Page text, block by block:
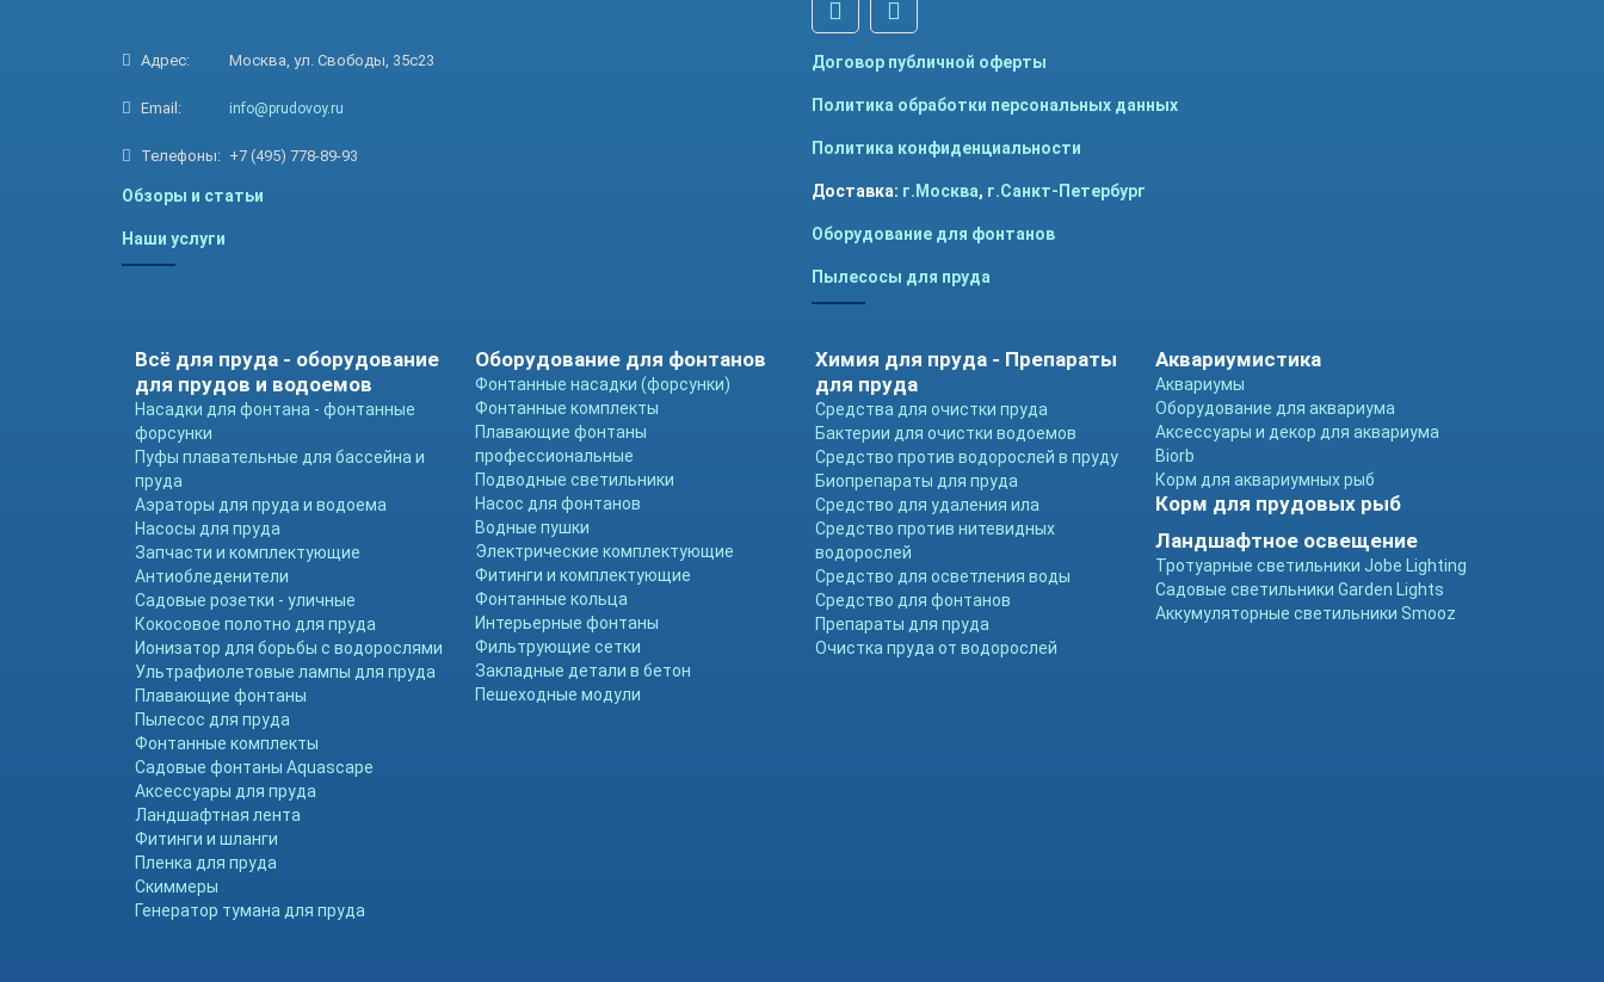
Адрес: Москва, ул. Свободы, 35с23
Email: info@prudovoy.ru
Телефоны: +7 (495) 778-89-93
Обзоры и статьи
Наши услуги
Договор публичной оферты
Политика обработки персональных данных
Политика конфиденциальности
Доставка: г.Москва, г.Санкт-Петербург
Оборудование для фонтанов
Пылесосы для пруда
Всё для пруда - оборудование
для прудов и водоемов
Насадки для фонтана - фонтанные
форсунки
Пуфы плавательные для бассейна и
пруда
Аэраторы для пруда и водоема
Насосы для пруда
Запчасти и комплектующие
Антиобледенители
Садовые розетки - уличные
Кокосовое полотно для пруда
Ионизатор для борьбы с водорослями
Ультрафиолетовые лампы для пруда
Плавающие фонтаны
Пылесос для пруда
Фонтанные комплекты
Садовые фонтаны Aquascape
Аксессуары для пруда
Ландшафтная лента
Фитинги и шланги
Пленка для пруда
Скиммеры
Генератор тумана для пруда
Оборудование для фонтанов
Фонтанные насадки (форсунки)
Фонтанные комплекты
Плавающие фонтаны
профессиональные
Подводные светильники
Насос для фонтанов
Водные пушки
Электрические комплектующие
Фитинги и комплектующие
Фонтанные кольца
Интерьерные фонтаны
Фильтрующие сетки
Закладные детали в бетон
Пешеходные модули
Химия для пруда - Препараты
для пруда
Средства для очистки пруда
Бактерии для очистки водоемов
Средство против водорослей в пруду
Биопрепараты для пруда
Средство для удаления ила
Средство против нитевидных
водорослей
Средство для осветления воды
Средство для фонтанов
Препараты для пруда
Очистка пруда от водорослей
Аквариумистика
Аквариумы
Оборудование для аквариума
Аксессуары и декор для аквариума
Biorb
Корм для аквариумных рыб
Корм для прудовых рыб
Ландшафтное освещение
Тротуарные светильники Jobe Lighting
Садовые светильники Garden Lights
Аккумуляторные светильники Smooz